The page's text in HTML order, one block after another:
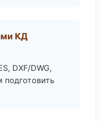
КД
DXF/DWG,
подготовить